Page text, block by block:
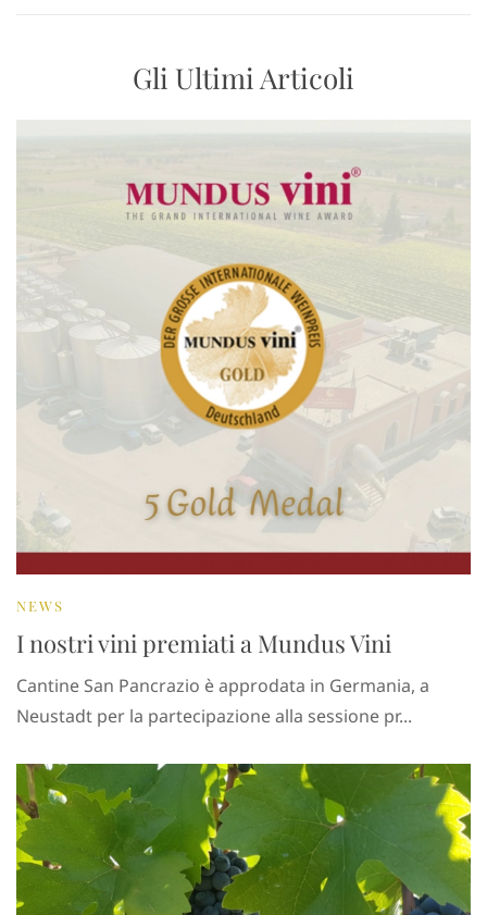
Gli Ultimi Articoli
NEWS
I nostri vini premiati a Mundus Vini
Cantine San Pancrazio è approdata in Germania, a
Neustadt per la partecipazione alla sessione pr...